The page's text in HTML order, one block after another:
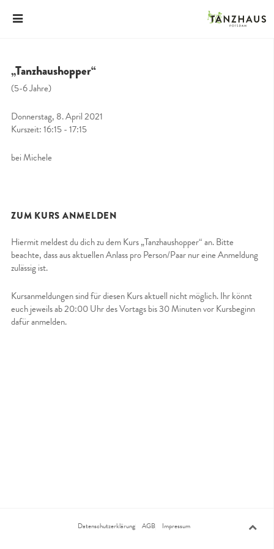
„Tanzhaushopper“
(5-6 Jahre)
Donnerstag, 8. April 2021
Kurszeit: 16:15 - 17:15
bei Michele
ZUM KURS ANMELDEN
Hiermit meldest du dich zu dem Kurs „Tanzhaushopper“ an. Bitte
beachte, dass aus aktuellen Anlass pro Person/Paar nur eine Anmeldung
zulässig ist.
Kursanmeldungen sind für diesen Kurs aktuell nicht möglich. Ihr könnt
euch jeweils ab 20:00 Uhr des Vortags bis 30 Minuten vor Kursbeginn
dafür anmelden.
Datenschutzerklärung AGB Impressum